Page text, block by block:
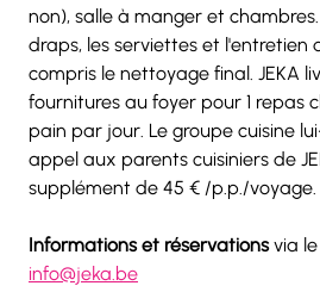
non), salle à manger et
draps, les serviettes et l'entretien
compris le nettoyage final. JEKA
fournitures au foyer pour 1 repas
pain par jour. Le groupe cuisine
appel aux parents cuisiniers de
supplément de 45 € /p.p./voyage.
Informations et réservations via le
info@jeka.be